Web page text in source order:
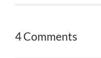
4 Comments